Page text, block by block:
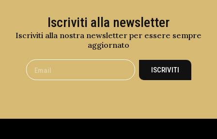
Iscriviti alla newsletter
Iscriviti alla nostra newsletter per essere sempre
aggiornato
ISCRIVITI